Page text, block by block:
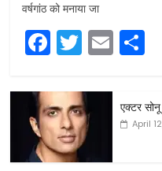
वर्षगांठ को मनाया जा
F
a
c
e
b
T
w
itt
er
E
m
ar
e
एक्टर
April